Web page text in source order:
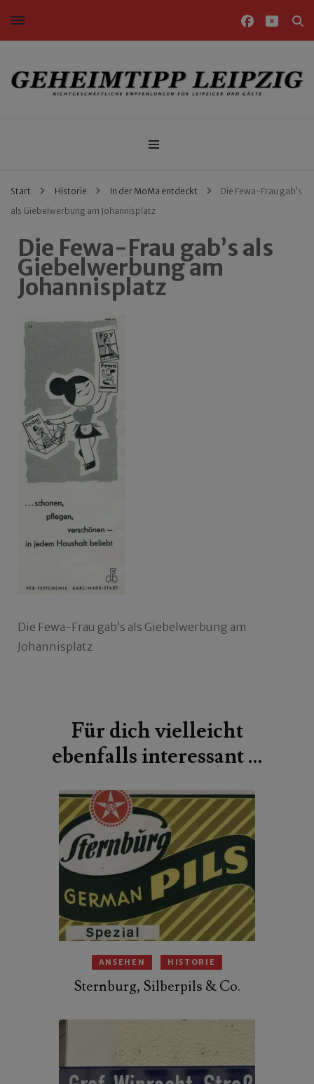
Nichtgeschäftliche Empfehlungen für Leipziger und Gäste
Start Historie In der MoMa entdeckt
Die Fewa-Frau gab’s
als Giebelwerbung am Johannisplatz
Die Fewa-Frau gab’s als
Giebelwerbung am
Johannisplatz
Die Fewa-Frau gab’s als Giebelwerbung am
Johannisplatz
Für dich vielleicht
ebenfalls interessant …
ANSEHEN HISTORIE
Sternburg, Silberpils & Co.